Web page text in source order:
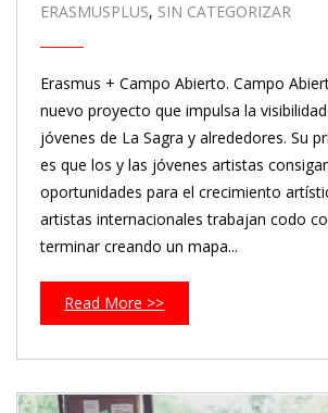
ERASMUSPLUS, SIN CATEGORIZAR
Erasmus + Campo Abierto. Campo
nuevo proyecto que impulsa la
jóvenes de La Sagra y alrededores. Su
es que los y las jóvenes artistas
oportunidades para el crecimiento
artistas internacionales trabajan codo
terminar creando un mapa...
Read More >>